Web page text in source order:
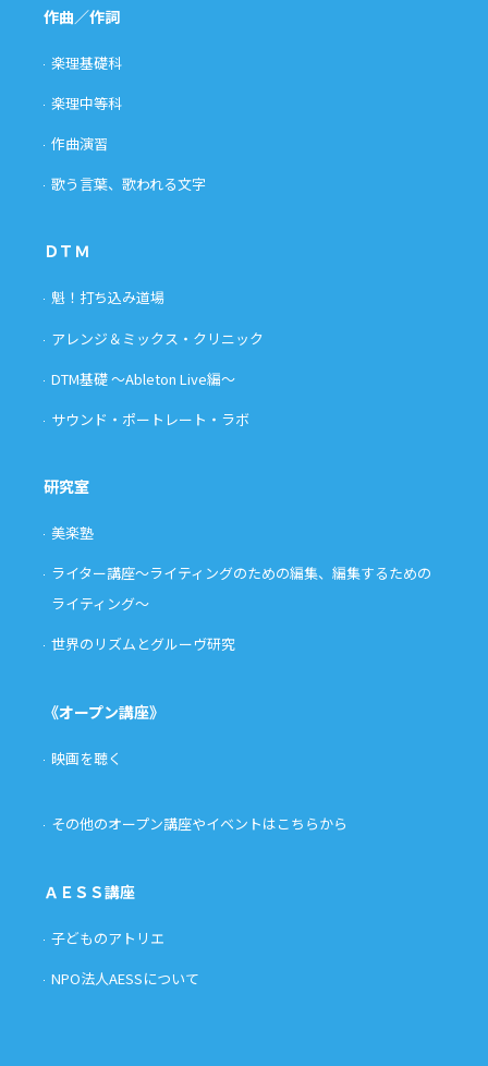
作曲／作詞
楽理基礎科
楽理中等科
作曲演習
歌う言葉、歌われる文字
ＤＴＭ
魁！打ち込み道場
アレンジ＆ミックス・クリニック
DTM基礎 〜Ableton Live編〜
サウンド・ポートレート・ラボ
研究室
美楽塾
ライター講座〜ライティングのための編集、編集するための
ライティング〜
世界のリズムとグルーヴ研究
《オープン講座》
映画を聴く
その他のオープン講座やイベントはこちらから
ＡＥＳＳ講座
子どものアトリエ
NPO法人AESSについて